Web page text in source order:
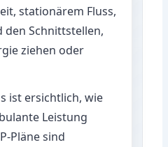
stationärem Fluss,
Schnittstellen,
ziehen oder
ist ersichtlich, wie
Leistung
Pläne sind